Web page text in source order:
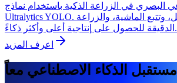
البصري في الزراعة الذكية باستخدام نماذج
Ultralytics YOLO. عزز مراقبة المحاصيل، وتتبع الماشية، والزراعة
الدقيقة للحصول على إنتاجية أعلى وأكثر ذكاءً.
اعرف المزيد